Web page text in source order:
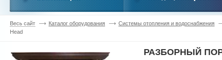
Весь сайт Каталог оборудования
Системы отопления и водоснабжения
Head
РАЗБОРНЫЙ